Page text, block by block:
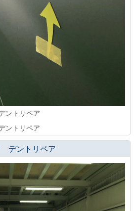
ントリペア
ントリペア
デントリペア